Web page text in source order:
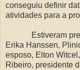
conseguiu definir
atividades para a
Estiveram
Erika Hanssen,
esposo, Elton
Ribeiro, presidente